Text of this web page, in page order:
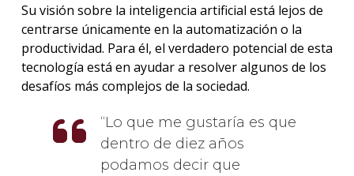
Su visión sobre la inteligencia artificial está lejos de
centrarse únicamente en la automatización o la
productividad. Para él, el verdadero potencial de esta
tecnología está en ayudar a resolver algunos de los
desafíos más complejos de la sociedad.
Lo que me gustaría es que
dentro de diez años
podamos decir que